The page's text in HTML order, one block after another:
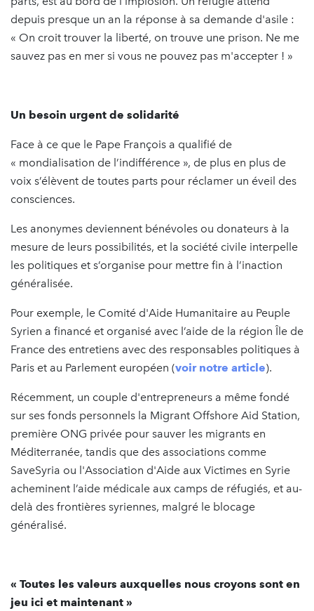
depuis presque un an la réponse à sa demande d'asile :
« On croit trouver la liberté, on trouve une prison. Ne me
sauvez pas en mer si vous ne pouvez pas m'accepter ! »
Un besoin urgent de solidarité
Face à ce que le Pape François a qualifié de
« mondialisation de l’indifférence », de plus en plus de
voix s’élèvent de toutes parts pour réclamer un éveil des
consciences.
Les anonymes deviennent bénévoles ou donateurs à la
mesure de leurs possibilités, et la société civile interpelle
les politiques et s’organise pour mettre fin à l’inaction
généralisée.
Pour exemple, le Comité d'Aide Humanitaire au Peuple
Syrien a financé et organisé avec l’aide de la région Île de
France des entretiens avec des responsables politiques à
Paris et au Parlement européen (voir notre article).
Récemment, un couple d'entrepreneurs a même fondé
sur ses fonds personnels la Migrant Offshore Aid Station,
première ONG privée pour sauver les migrants en
Méditerranée, tandis que des associations comme
SaveSyria ou l'Association d'Aide aux Victimes en Syrie
acheminent l’aide médicale aux camps de réfugiés, et au-
delà des frontières syriennes, malgré le blocage
généralisé.
« Toutes les valeurs auxquelles nous croyons sont en
jeu ici et maintenant »